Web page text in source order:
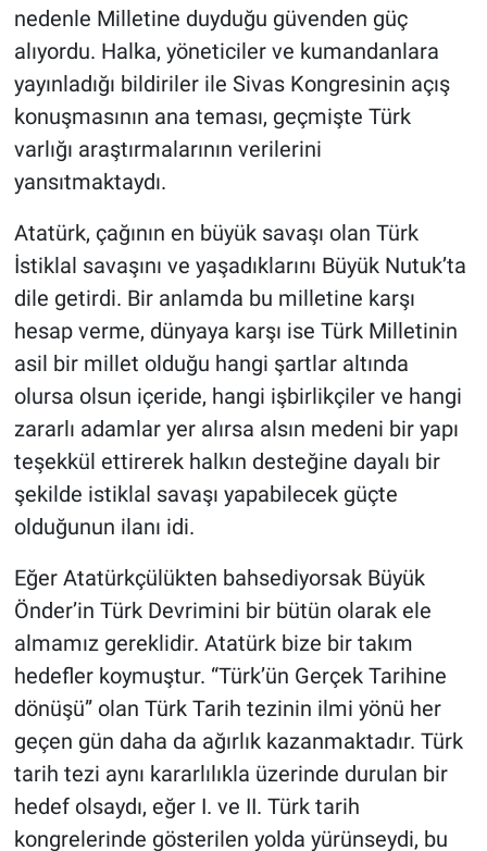
nedenle Milletine duyduğu güvenden güç
alıyordu. Halka, yöneticiler ve kumandanlara
yayınladığı bildiriler ile Sivas Kongresinin açış
konuşmasının ana teması, geçmişte Türk
varlığı araştırmalarının verilerini
yansıtmaktaydı.
Atatürk, çağının en büyük savaşı olan Türk
İstiklal savaşını ve yaşadıklarını Büyük Nutuk’ta
dile getirdi. Bir anlamda bu milletine karşı
hesap verme, dünyaya karşı ise Türk Milletinin
asil bir millet olduğu hangi şartlar altında
olursa olsun içeride, hangi işbirlikçiler ve hangi
zararlı adamlar yer alırsa alsın medeni bir yapı
teşekkül ettirerek halkın desteğine dayalı bir
şekilde istiklal savaşı yapabilecek güçte
olduğunun ilanı idi.
Eğer Atatürkçülükten bahsediyorsak Büyük
Önder’in Türk Devrimini bir bütün olarak ele
almamız gereklidir. Atatürk bize bir takım
hedefler koymuştur. “Türk’ün Gerçek Tarihine
dönüşü” olan Türk Tarih tezinin ilmi yönü her
geçen gün daha da ağırlık kazanmaktadır. Türk
tarih tezi aynı kararlılıkla üzerinde durulan bir
hedef olsaydı, eğer I. ve II. Türk tarih
kongrelerinde gösterilen yolda yürünseydi, bu